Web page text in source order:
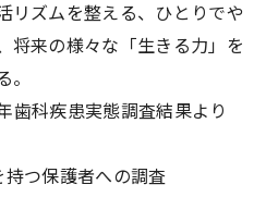
リズムを整える、ひとりでや
将来の様々な「生きる力」を
科疾患実態調査結果より
つ保護者への調査